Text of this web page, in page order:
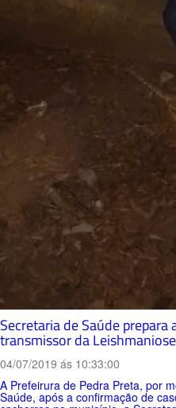
Secretaria de Saúde
transmissor da Leishmaniose
04/07/2019 ás 10:33:00
A Prefeirura de Pedra Preta, por
Saúde, após a confirmação de